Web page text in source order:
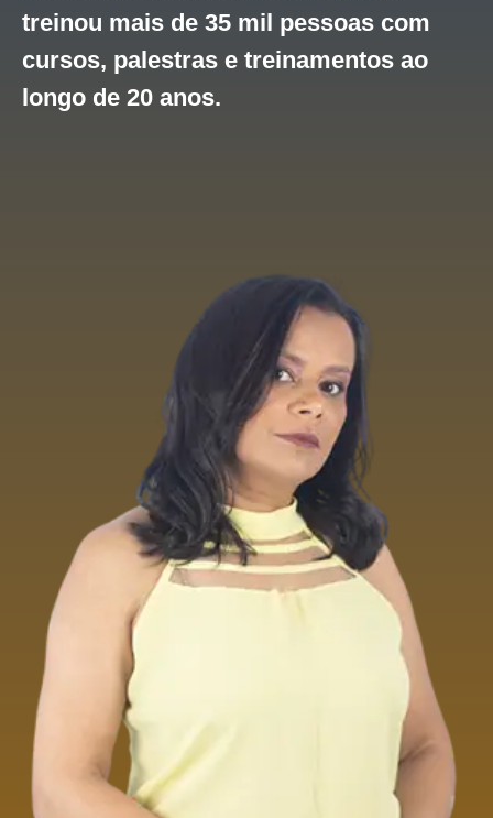
treinou mais de 35 mil pessoas com
cursos, palestras e treinamentos ao
longo de 20 anos.